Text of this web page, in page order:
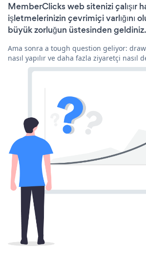
MemberClicks web sitenizi çalışır
işletmelerinizin çevrimiçi varlığını
büyük zorluğun üstesinden
Ama sonra a tough question geliyor:
nasıl yapılır ve daha fazla ziyaretçi nasıl